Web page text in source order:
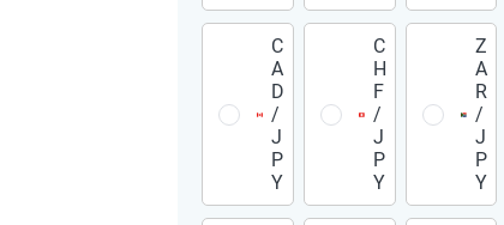
C
A
D
/
J
P
Y
C
H
F
/
J
P
Y
Z
A
R
/
J
P
Y